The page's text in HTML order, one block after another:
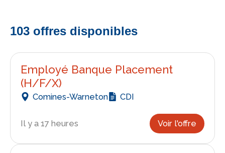
103 offres disponibles
Employé Banque Placement
(H/F/X)
Comines-Warneton CDI
Il y a 17 heures Voir l'offre